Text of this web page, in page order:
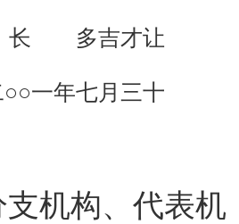
长 多吉才让
○○一年七月三十
机构、代表机